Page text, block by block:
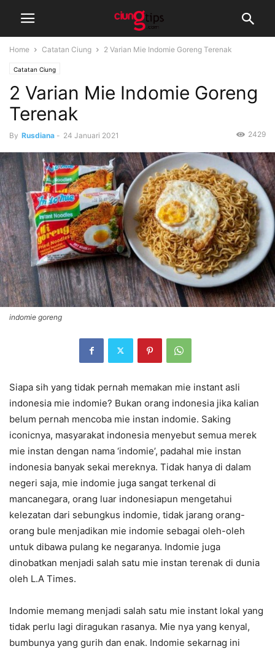
Home Catatan Ciung 2 Varian Mie Indomie Goreng Terenak
Catatan Ciung
2 Varian Mie Indomie Goreng
Terenak
By Rusdiana - 24 Januari 2021 2429
indomie goreng
Siapa sih yang tidak pernah memakan mie instant asli
indonesia mie indomie? Bukan orang indonesia jika kalian
belum pernah mencoba mie instan indomie. Saking
iconicnya, masyarakat indonesia menyebut semua merek
mie instan dengan nama ‘indomie’, padahal mie instan
indonesia banyak sekai mereknya. Tidak hanya di dalam
negeri saja, mie indomie juga sangat terkenal di
mancanegara, orang luar indonesiapun mengetahui
kelezatan dari sebungkus indomie, tidak jarang orang-
orang bule menjadikan mie indomie sebagai oleh-oleh
untuk dibawa pulang ke negaranya. Indomie juga
dinobatkan menjadi salah satu mie instan terenak di dunia
oleh L.A Times.
Indomie memang menjadi salah satu mie instant lokal yang
tidak perlu lagi diragukan rasanya. Mie nya yang kenyal,
bumbunya yang gurih dan enak. Indomie sekarnag ini